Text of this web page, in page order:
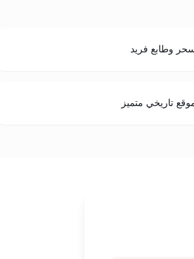
وطابع فريد
تاريخي متميز